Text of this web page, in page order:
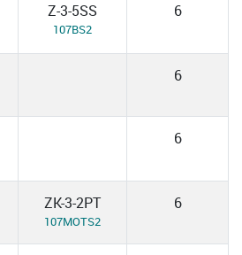
Z-3-5SS
107BS2
6
6
6
ZK-3-2PT
107MOTS2
6